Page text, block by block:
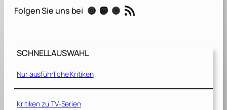
a
0
1
]
Folgen Sie uns bei Instagram Mastodon Threads RSS-Feed
SCHNELLAUSWAHL
Nur ausführliche Kritiken
Kritiken zu TV-Serien